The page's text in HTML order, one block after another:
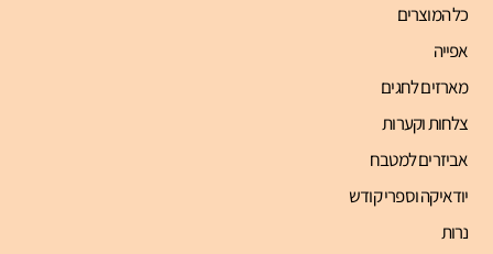
כל המוצרים
אפייה
מארזים לחגים
צלחות וקערות
אביזרים למטבח
יודאיקה וספרי קודש
נרות